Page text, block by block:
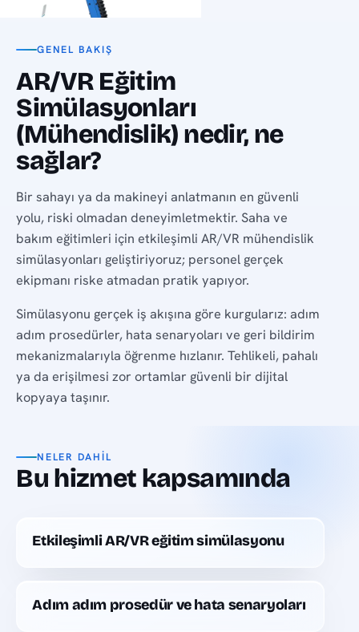
GENEL BAKIŞ
AR/VR Eğitim
Simülasyonları
(Mühendislik) nedir, ne
sağlar?
Bir sahayı ya da makineyi anlatmanın en güvenli
yolu, riski olmadan deneyimletmektir. Saha ve
bakım eğitimleri için etkileşimli AR/VR mühendislik
simülasyonları geliştiriyoruz; personel gerçek
ekipmanı riske atmadan pratik yapıyor.
Simülasyonu gerçek iş akışına göre kurgularız: adım
adım prosedürler, hata senaryoları ve geri bildirim
mekanizmalarıyla öğrenme hızlanır. Tehlikeli, pahalı
ya da erişilmesi zor ortamlar güvenli bir dijital
kopyaya taşınır.
NELER DAHIL
Bu hizmet kapsamında
Etkileşimli AR/VR eğitim simülasyonu
Adım adım prosedür ve hata senaryoları